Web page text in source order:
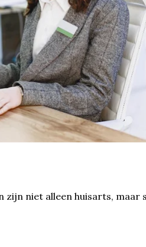
niet alleen huisarts, maar